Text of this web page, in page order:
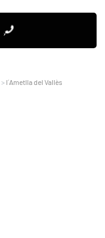
l´Ametlla del Vallès